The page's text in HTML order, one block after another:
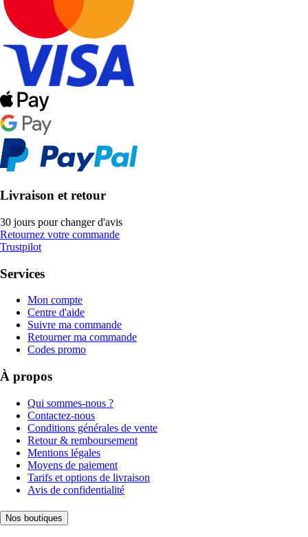
Livraison et retour
30 jours pour changer d'avis
Retournez votre commande
Trustpilot
Services
Mon compte
Centre d'aide
Suivre ma commande
Retourner ma commande
Codes promo
À propos
Qui sommes-nous ?
Contactez-nous
Conditions générales de vente
Retour & remboursement
Mentions légales
Moyens de paiement
Tarifs et options de livraison
Avis de confidentialité
Nos boutiques